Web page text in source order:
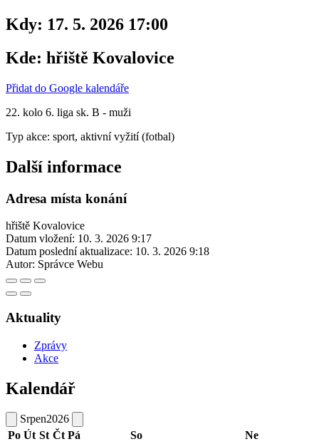
Kdy: 17. 5. 2026 17:00
Kde: hřiště Kovalovice
Přidat do Google kalendáře
22. kolo 6. liga sk. B - muži
Typ akce: sport, aktivní vyžití (fotbal)
Další informace
Adresa místa konání
hřiště Kovalovice
Datum vložení: 10. 3. 2026 9:17
Datum poslední aktualizace: 10. 3. 2026 9:18
Autor: Správce Webu
Aktuality
Zprávy
Akce
Kalendář
Srpen2026
Po Út St Čt Pá So Ne